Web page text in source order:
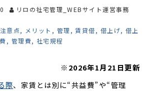
リロの社宅管理_WEBサイト運営事務
注意点 メリット 管理 賃貸借 借上げ
借上
管理費 社宅規程
※2026年1月21日更新
際、家賃とは別に“共益費”や“管理